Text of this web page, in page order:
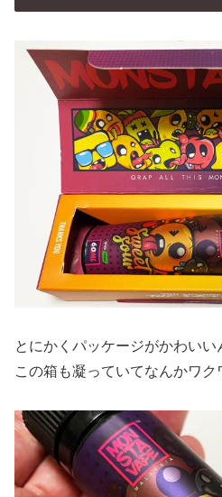
とにかくパッケージがかわいい
この箱も凝っていてなんかワク